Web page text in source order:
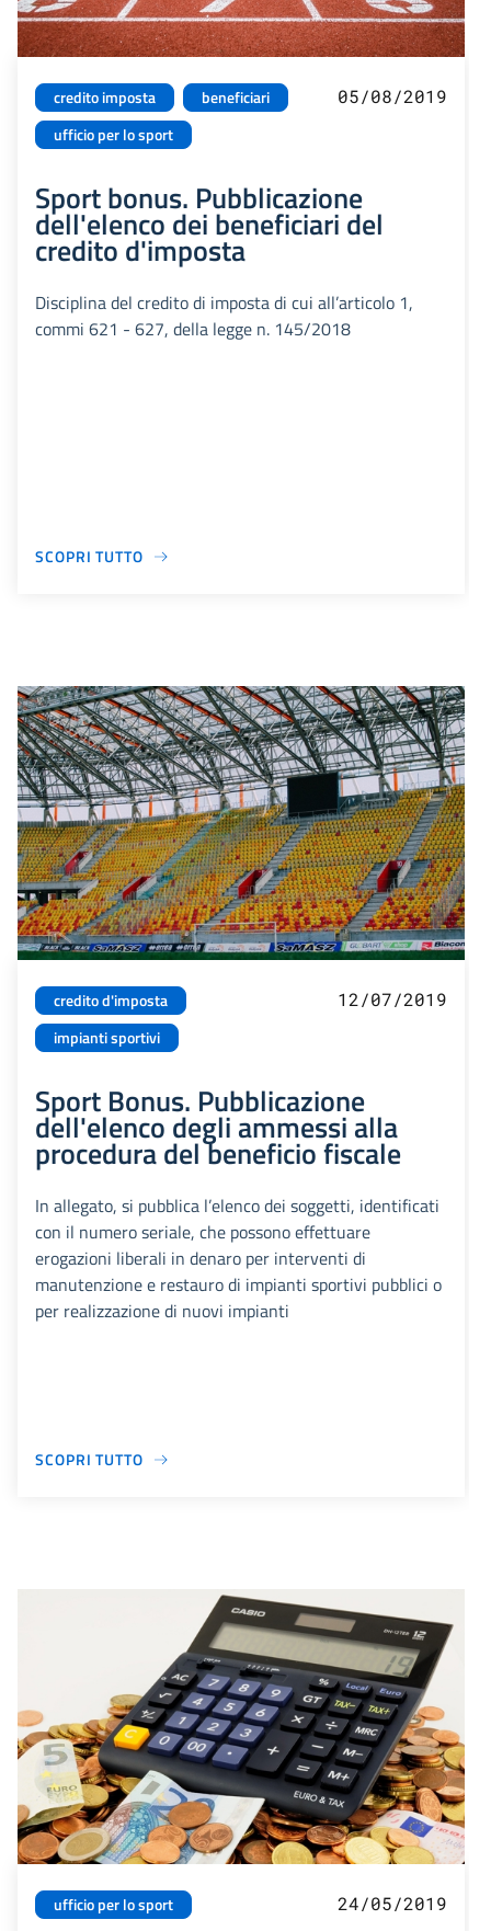
credito imposta
beneficiari
ufficio per lo sport
05/08/2019
Sport bonus. Pubblicazione
dell'elenco dei beneficiari del
credito d'imposta
Disciplina del credito di imposta di cui all’articolo 1,
commi 621 - 627, della legge n. 145/2018
SCOPRI TUTTO
credito d'imposta
impianti sportivi
12/07/2019
Sport Bonus. Pubblicazione
dell'elenco degli ammessi alla
procedura del beneficio fiscale
In allegato, si pubblica l’elenco dei soggetti, identificati
con il numero seriale, che possono effettuare
erogazioni liberali in denaro per interventi di
manutenzione e restauro di impianti sportivi pubblici o
per realizzazione di nuovi impianti
SCOPRI TUTTO
ufficio per lo sport 24/05/2019